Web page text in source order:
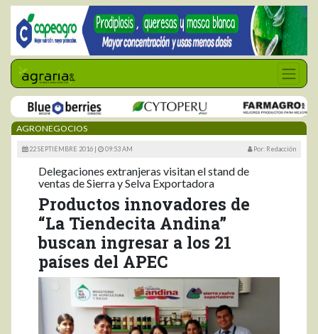
AGRONEGOCIOS
22 SEPTIEMBRE 2016 | 09:53 AM Por: Redacción
Delegaciones extranjeras visitan el stand de
ventas de Sierra y Selva Exportadora
Productos innovadores de
“La Tiendecita Andina”
buscan ingresar a los 21
países del APEC